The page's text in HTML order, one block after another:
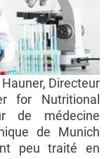
Directeur
for Nutritional
de médecine
de Munich
peu traité en